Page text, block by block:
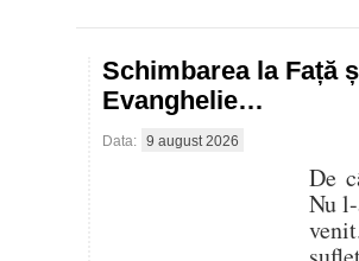
Schimbarea la Față
Evanghelie…
Data: 9 august 2026
De
Nu